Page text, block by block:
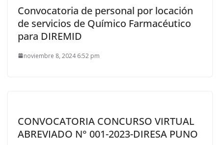
Convocatoria de personal por locación
de servicios de Químico Farmacéutico
para DIREMID
noviembre 8, 2024 6:52 pm
CONVOCATORIA CONCURSO VIRTUAL
ABREVIADO N° 001-2023-DIRESA PUNO